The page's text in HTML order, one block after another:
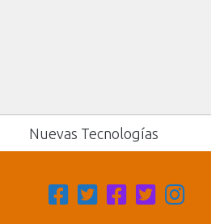
Nuevas Tecnologías